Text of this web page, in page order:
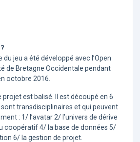
du jeu a été développé avec l’Open
de Bretagne Occidentale pendant
octobre 2016.
est balisé. Il est découpé en 6
transdisciplinaires et qui peuvent
: 1/ l’avatar 2/ l’univers de dérive
coopératif 4/ la base de données 5/
6/ la gestion de projet.